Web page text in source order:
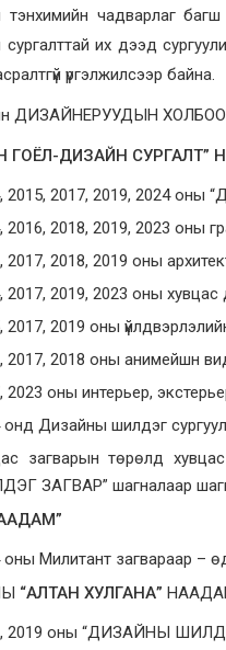
чадварлаг
их дээд
үргэлжилсээр байна.
ДИЗАЙНЕРУУДЫН
ГОЁЛ-ДИЗАЙН СУРГАЛТ”
2015, 2017, 2019, 2024
2016, 2018, 2019, 2023
2017, 2018, 2019 оны
2017, 2019, 2023 оны хувцас
2017, 2019 оны
2017, 2018 оны анимейшн
2023 оны интерьер,
онд Дизайны шилдэг
загварын төрөлд
ЗАГВАР” шагналаар
оны Милитант загвараар –
“АЛТАН ХУЛГАНА”
2019 оны “ДИЗАЙНЫ